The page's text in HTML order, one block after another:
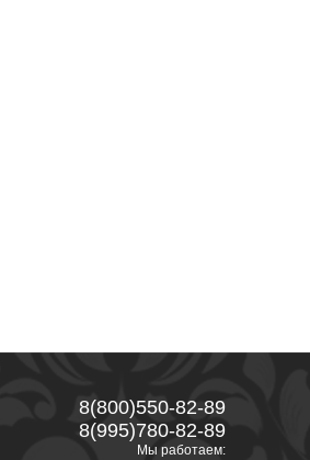
8(800)550-82-89
8(995)780-82-89
Мы работаем: